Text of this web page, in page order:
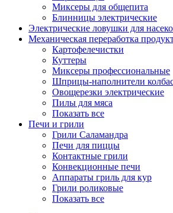
Миксеры для общепита
Блинницы электрические
Электрические ловушки для
Механическая переработка
Картофелечистки
Куттеры
Миксеры профессиональные
Шприцы-наполнители
Овощерезки электрические
Пилы для мяса
Показать все
Печи и грили
Грили Саламандра
Печи для пиццы
Контактные грили
Конвекционные печи
Аппараты гриль для кур
Грили роликовые
Показать все